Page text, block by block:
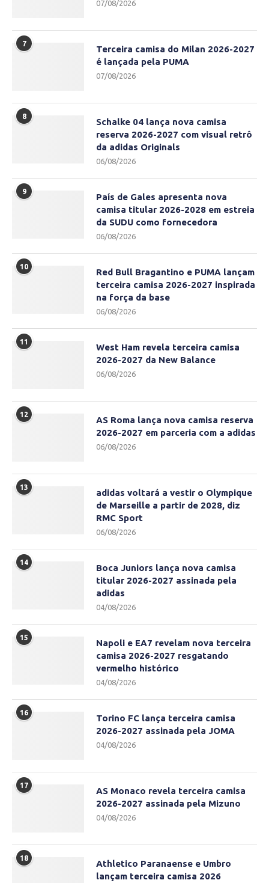
07/08/2026
7
Terceira camisa do Milan 2026-2027
é lançada pela PUMA
07/08/2026
8
Schalke 04 lança nova camisa
reserva 2026-2027 com visual retrô
da adidas Originals
06/08/2026
9
País de Gales apresenta nova
camisa titular 2026-2028 em estreia
da SUDU como fornecedora
06/08/2026
10
Red Bull Bragantino e PUMA lançam
terceira camisa 2026-2027 inspirada
na força da base
06/08/2026
11
West Ham revela terceira camisa
2026-2027 da New Balance
06/08/2026
12
AS Roma lança nova camisa reserva
2026-2027 em parceria com a adidas
06/08/2026
13
adidas voltará a vestir o Olympique
de Marseille a partir de 2028, diz
RMC Sport
06/08/2026
14
Boca Juniors lança nova camisa
titular 2026-2027 assinada pela
adidas
04/08/2026
15
Napoli e EA7 revelam nova terceira
camisa 2026-2027 resgatando
vermelho histórico
04/08/2026
16
Torino FC lança terceira camisa
2026-2027 assinada pela JOMA
04/08/2026
17
AS Monaco revela terceira camisa
2026-2027 assinada pela Mizuno
04/08/2026
18
Athletico Paranaense e Umbro
lançam terceira camisa 2026